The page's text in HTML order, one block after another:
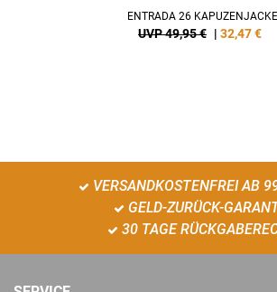
ENTRADA 26 KAPUZENJACKE
UVP 49,95 € | 32,47€
VERSANDKOSTENFREI AB
GELD-ZURÜCK-
30 TAGE